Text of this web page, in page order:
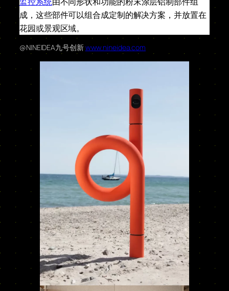
成，这些部件可以组合成定制的解决方案，并放置在
花园或景观区域。
@NINEIDEA九号创新www.nineidea.com